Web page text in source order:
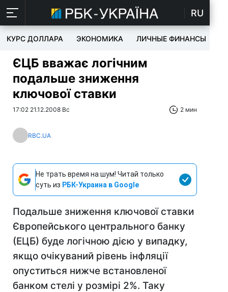
RU
КУРС ДОЛЛАРА ЭКОНОМИКА ЛИЧНЫЕ ФИНАНСЫ
ЄЦБ вважає логічним
подальше зниження
ключової ставки
17:02 21.12.2008 Вс 2 мин
RBC.UA
Не трать время на шум! Читай только
суть из РБК-Украина в Google
Подальше зниження ключової ставки
Європейського центрального банку
(ЕЦБ) буде логічною дією у випадку,
якщо очікуваний рівень інфляції
опуститься нижче встановленої
банком стелі у розмірі 2%. Таку